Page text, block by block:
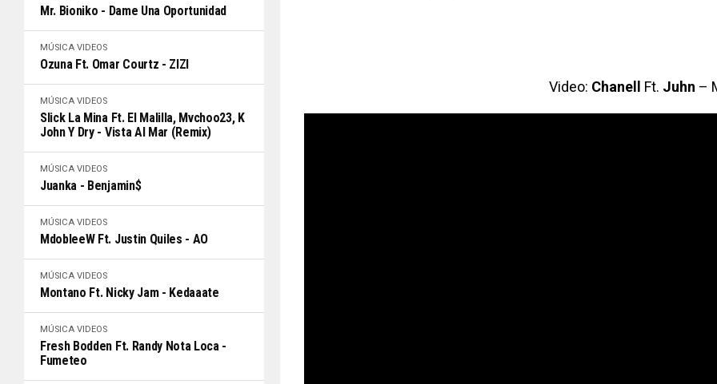
Mr. Bioniko - Dame Una Oportunidad
MÚSICA VIDEOS
Ozuna Ft. Omar Courtz - ZIZI
MÚSICA VIDEOS
Slick La Mina Ft. El Malilla, Mvchoo23, K
John Y Dry - Vista Al Mar (Remix)
MÚSICA VIDEOS
Juanka - Benjamin$
MÚSICA VIDEOS
MdobleeW Ft. Justin Quiles - AO
MÚSICA VIDEOS
Montano Ft. Nicky Jam - Kedaaate
MÚSICA VIDEOS
Fresh Bodden Ft. Randy Nota Loca -
Fumeteo
Video: Chanell Ft. Juhn –